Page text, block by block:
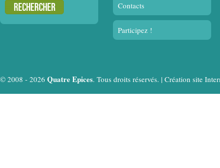
Contacts
Participez !
© 2008 - 2026 Quatre Epices. Tous droits réservés. | Création site